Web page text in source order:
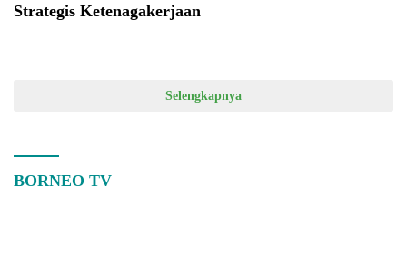
Strategis Ketenagakerjaan
Selengkapnya
BORNEO TV